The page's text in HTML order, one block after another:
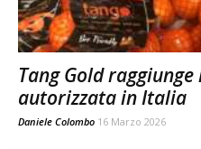
Tang Gold
autorizzata in Italia
Daniele Colombo 16 Marzo 2026